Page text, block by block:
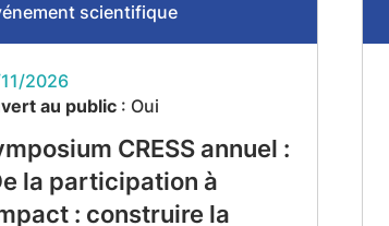
scientifique
2026
au public: Oui
CRESS annuel :
la participation à
: construire la